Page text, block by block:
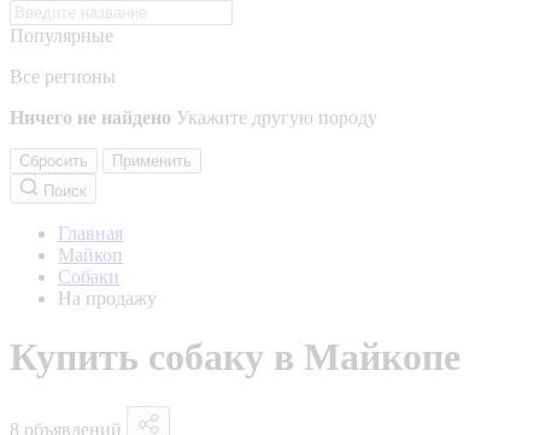
Популярные
Все регионы
Ничего не найдено Укажите другую породу
Сбросить
Применить
Поиск
Главная
Майкоп
Собаки
На продажу
Купить собаку в Майкопе
8 объявлений